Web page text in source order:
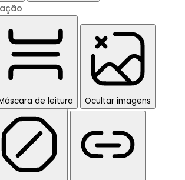
de leitura Ocultar imagens